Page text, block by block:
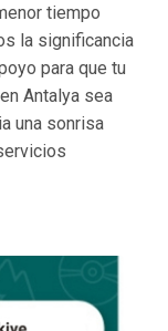
tiempo
la significancia
para que tu
Antalya sea
una sonrisa